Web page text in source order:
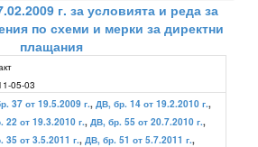
г. за условията и реда за
по схеми и мерки за директни
плащания
05-03
37 от 19.5.2009 г., ДВ, бр. 14 от 19.2.2010 г.,
22 от 19.3.2010 г., ДВ, бр. 55 от 20.7.2010 г.,
35 от 3.5.2011 г., ДВ, бр. 51 от 5.7.2011 г.,